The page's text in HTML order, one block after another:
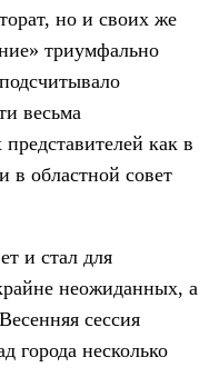
но и своих же
триумфально
весьма
как в
в областной совет
и стал для
неожиданных, а
сессия
города несколько